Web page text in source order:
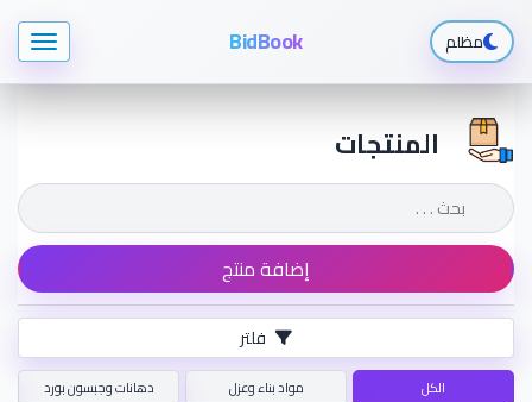
BidBook مظلم
المنتجات
إضافة منتج
فلتر
الكل مواد بناء وعزل دهانات وجبسون بورد